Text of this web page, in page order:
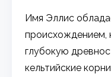
Имя Эллис
происхождением,
глубокую
кельтийские